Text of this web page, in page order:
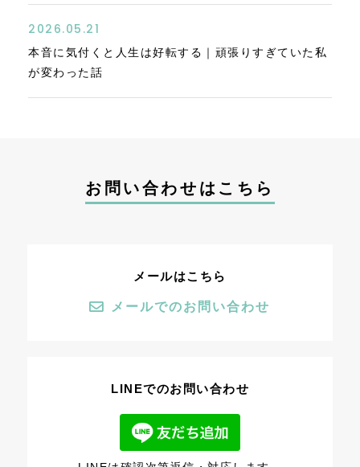
2026.05.21
本音に気付くと人生は好転する｜頑張りすぎていた私
が変わった話
お問い合わせはこちら
メールはこちら
メールでのお問い合わせ
LINEでのお問い合わせ